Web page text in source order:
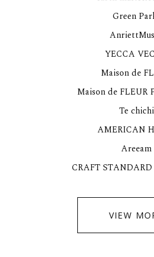
Green
YECCA
Maison de
Maison de FLEUR
Te chichi
AMERICAN
Areeam
CRAFT
VIEW